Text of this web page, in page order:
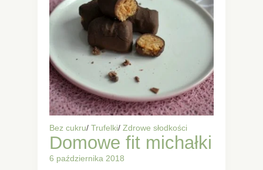
Bez cukru/ Trufelki/ Zdrowe słodkości
Domowe fit michałki
6 października 2018